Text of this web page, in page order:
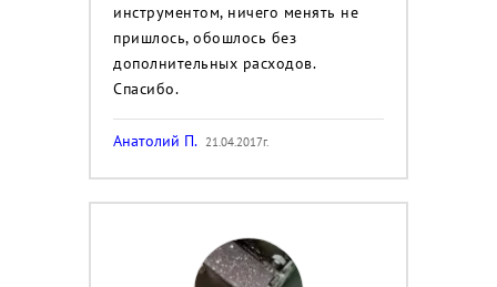
инструментом, ничего менять не
пришлось, обошлось без
дополнительных расходов.
Спасибо.
Анатолий П. 21.04.2017г.